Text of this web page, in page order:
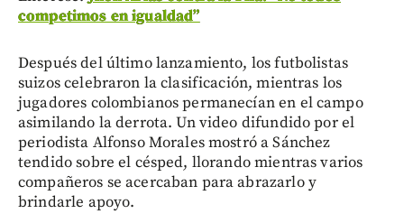
competimos en igualdad”
Después del último lanzamiento, los futbolistas
suizos celebraron la clasificación, mientras los
jugadores colombianos permanecían en el campo
asimilando la derrota. Un video difundido por el
periodista Alfonso Morales mostró a Sánchez
tendido sobre el césped, llorando mientras varios
compañeros se acercaban para abrazarlo y
brindarle apoyo.